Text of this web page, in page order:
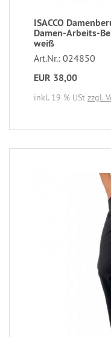
ISACCO
Damen-Arbeits-
weiß
Art.Nr.: 024850
EUR 38,00
inkl. 19 % USt zzgl.